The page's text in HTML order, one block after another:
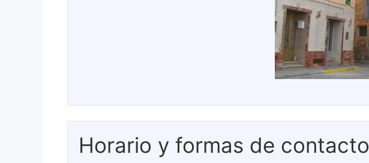
Horario y formas de contacto